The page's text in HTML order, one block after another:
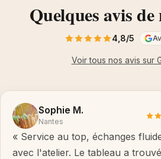
Quelques avis
4,8/5
Voir tous nos avis sur
Sophie M.
Nantes
« Service au top, échanges
avec l'atelier. Le tableau a